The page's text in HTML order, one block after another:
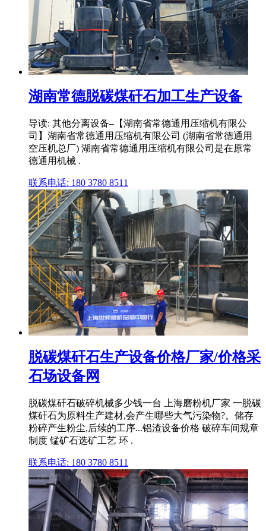
湖南常德脱碳煤矸石加工生产设备
导读: 其他分离设备–【湖南省常德通用压缩机有限公
司】湖南省常德通用压缩机有限公司 (湖南省常德通用
空压机总厂) 湖南省常德通用压缩机有限公司是在原常
德通用机械 .
联系电话: 180 3780 8511
脱碳煤矸石生产设备价格厂家/价格采
石场设备网
脱碳煤矸石破碎机械多少钱一台 上海磨粉机厂家 一脱碳
煤矸石为原料生产建材,会产生哪些大气污染物?。储存
粉碎产生粉尘,后续的工序...铝渣设备价格 破碎车间规章
制度 锰矿石选矿工艺 环 .
联系电话: 180 3780 8511